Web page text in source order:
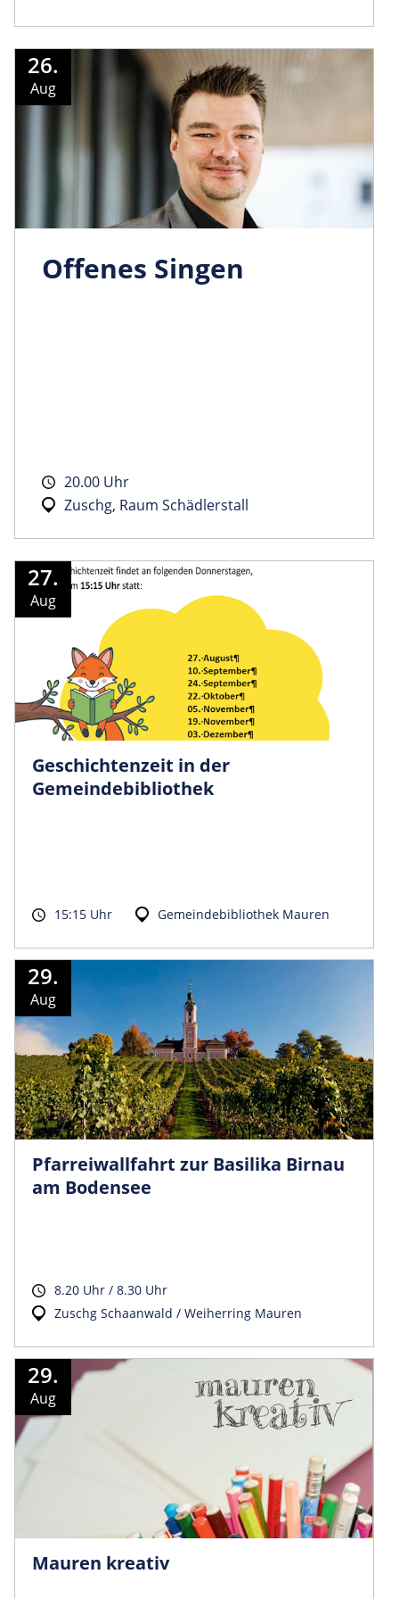
26.
Aug
Offenes Singen
20.00 Uhr
Zuschg, Raum Schädlerstall
27.
Aug
Geschichtenzeit in der
Gemeindebibliothek
15:15 Uhr Gemeindebibliothek Mauren
29.
Aug
Pfarreiwallfahrt zur Basilika Birnau
am Bodensee
8.20 Uhr / 8.30 Uhr
Zuschg Schaanwald / Weiherring Mauren
29.
Aug
Mauren kreativ